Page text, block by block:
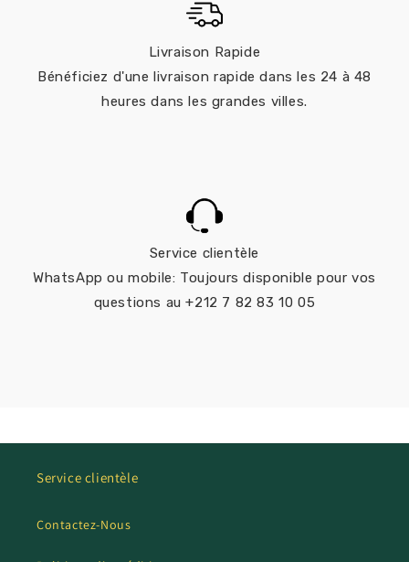
Livraison Rapide
Bénéficiez d'une livraison rapide dans les 24 à 48
heures dans les grandes villes.
Service clientèle
WhatsApp ou mobile: Toujours disponible pour vos
questions au +212 7 82 83 10 05
Service clientèle
Contactez-Nous